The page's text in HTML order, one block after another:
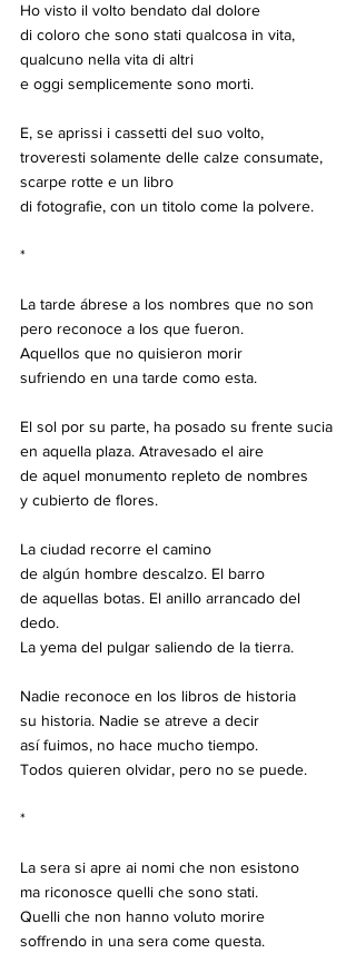
Ho visto il volto bendato dal dolore
di coloro che sono stati qualcosa in vita,
qualcuno nella vita di altri
e oggi semplicemente sono morti.
E, se aprissi i cassetti del suo volto,
troveresti solamente delle calze consumate,
scarpe rotte e un libro
di fotografie, con un titolo come la polvere.
*
La tarde ábrese a los nombres que no son
pero reconoce a los que fueron.
Aquellos que no quisieron morir
sufriendo en una tarde como esta.
El sol por su parte, ha posado su frente sucia
en aquella plaza. Atravesado el aire
de aquel monumento repleto de nombres
y cubierto de flores.
La ciudad recorre el camino
de algún hombre descalzo. El barro
de aquellas botas. El anillo arrancado del
dedo.
La yema del pulgar saliendo de la tierra.
Nadie reconoce en los libros de historia
su historia. Nadie se atreve a decir
así fuimos, no hace mucho tiempo.
Todos quieren olvidar, pero no se puede.
*
La sera si apre ai nomi che non esistono
ma riconosce quelli che sono stati.
Quelli che non hanno voluto morire
soffrendo in una sera come questa.